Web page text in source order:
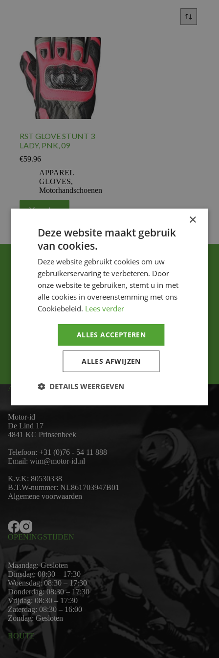
RST GLOVE STUNT 3
LADY, PNK, 09
€59.96
APPAREL
GLOVES,
Motorhandschoenen
Voeg toe
ADRES
Motor-id
De Lind 17
4841 KC Prinsenbeek
Telefoon: +31 (0)76 - 54 11 888
Email: wim@motor-id.nl
K.v.K: 80530338
B.T.W-nummer: NL861703947B01
Algemene voorwaarden
OPENINGSTIJDEN
Maandag: Gesloten
Dinsdag: 08:30 – 17:30
Woensdag: 08:30 – 17:30
Donderdag: 08:30 – 17:30
Vrijdag: 08:30 – 17:30
Zaterdag: 08:30 – 16:00
Zondag: Gesloten
ROUTE
×
Deze website maakt gebruik
van cookies.
Deze website gebruikt cookies om uw
gebruikerservaring te verbeteren. Door
onze website te gebruiken, stemt u in met
alle cookies in overeenstemming met ons
Cookiebeleid. Lees verder
ALLES ACCEPTEREN
ALLES AFWIJZEN
DETAILS WEERGEVEN